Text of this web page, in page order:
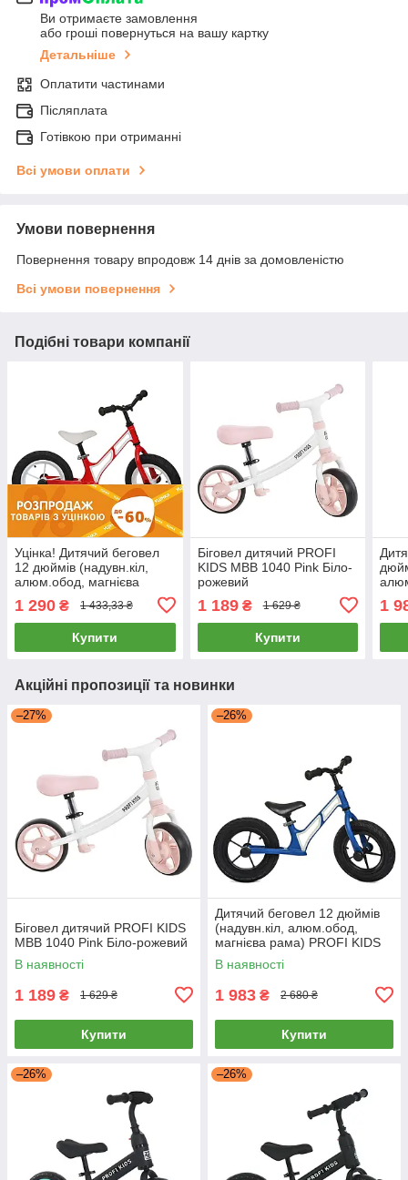
Ви отримаєте замовлення
або гроші повернуться на вашу картку
Детальніше
Оплатити частинами
Післяплата
Готівкою при отриманні
Всі умови оплати
Умови повернення
Повернення товару впродовж 14 днів за домовленістю
Всі умови повернення
Подібні товари компанії
Уцінка! Дитячий беговел
12 дюймів (надувн.кіл,
алюм.обод, магнієва
HUMG1207A-2 Червоно-
білий
1 290 ₴ 1 433,33 ₴
Купити
Біговел дитячий PROFI
KIDS MBB 1040 Pink Біло-
рожевий
1 189₴ 1 629 ₴
Купити
1
Акційні пропозиції та новинки
–27%
Біговел дитячий PROFI KIDS
MBB 1040 Pink Біло-рожевий
В наявності
1 189 ₴ 1 629 ₴
Купити
–26%
Дитячий беговел 12 дюймів
(надувн.кіл, алюм.обод,
магнієва рама) PROFI KIDS
HUMG1207A-3 Синій
В наявності
1 983 ₴ 2 680 ₴
Купити
–26% –26%